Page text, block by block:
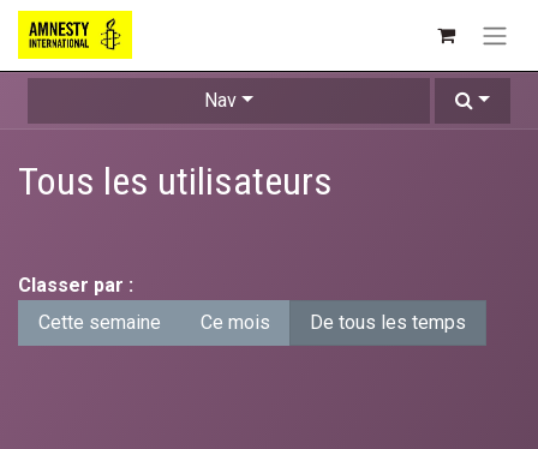
Nav
Tous les utilisateurs
Classer par :
Cette semaine
Ce mois De tous les temps